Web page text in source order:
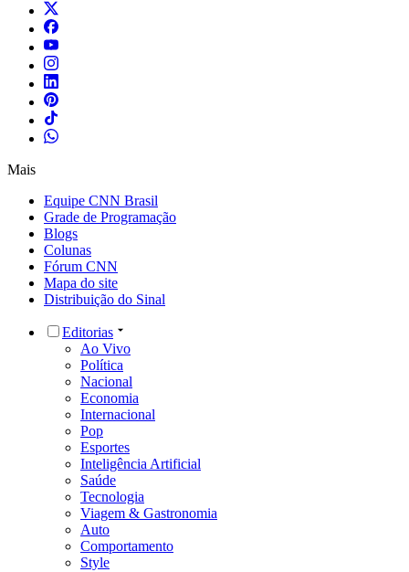
Mais
Equipe CNN Brasil
Grade de Programação
Blogs
Colunas
Fórum CNN
Mapa do site
Distribuição do Sinal
Editorias
Ao Vivo
Política
Nacional
Economia
Internacional
Pop
Esportes
Inteligência Artificial
Saúde
Tecnologia
Viagem & Gastronomia
Auto
Comportamento
Style